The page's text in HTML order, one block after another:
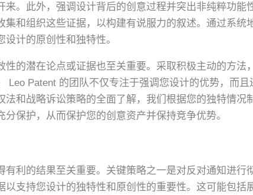
。此外，强调设计背后的创意过程并突出非纯粹功能
和组织这些证据，以构建有说服力的叙述。通过系统
计的原创性和独特性。
的潜在论点或证据也至关重要。采取积极主动的方法
Leo Patent 的团队不仅专注于强调您设计的优势，而且
和战略诉讼策略的全面了解，我们根据您的独特情况
保护，从而保护您的创意资产并保持竞争优势。
利的结果至关重要。关键策略之一是对反对通知进行
支持您设计的独特性和原创性的重要性。这可能包括